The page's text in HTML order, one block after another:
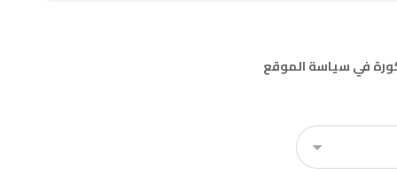
في سياسة الموقع